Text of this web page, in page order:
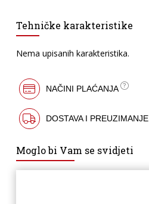
Tehničke karakteristike
Nema upisanih karakteristika.
NAČINI PLAĆANJA
DOSTAVA I PREUZIMANJE
Moglo bi Vam se svidjeti
Broj telefona
Email*